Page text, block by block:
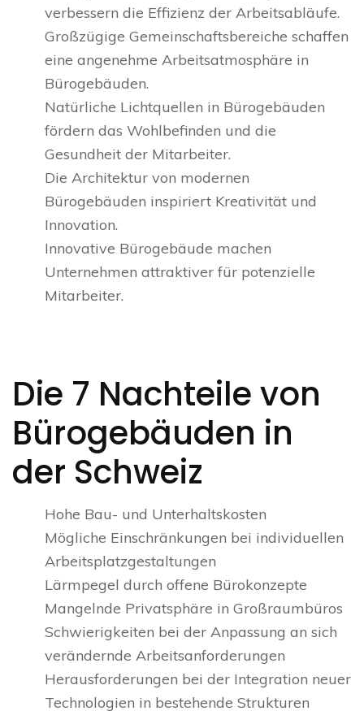
verbessern die Effizienz der Arbeitsabläufe.
Großzügige Gemeinschaftsbereiche schaffen
eine angenehme Arbeitsatmosphäre in
Bürogebäuden.
Natürliche Lichtquellen in Bürogebäuden
fördern das Wohlbefinden und die
Gesundheit der Mitarbeiter.
Die Architektur von modernen
Bürogebäuden inspiriert Kreativität und
Innovation.
Innovative Bürogebäude machen
Unternehmen attraktiver für potenzielle
Mitarbeiter.
Die 7 Nachteile von
Bürogebäuden in
der Schweiz
Hohe Bau- und Unterhaltskosten
Mögliche Einschränkungen bei individuellen
Arbeitsplatzgestaltungen
Lärmpegel durch offene Bürokonzepte
Mangelnde Privatsphäre in Großraumbüros
Schwierigkeiten bei der Anpassung an sich
verändernde Arbeitsanforderungen
Herausforderungen bei der Integration neuer
Technologien in bestehende Strukturen